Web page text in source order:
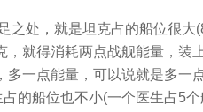
之处，就是坦克占的船位很
，就得消耗两点战舰能量，装
一点能量，可以说就是多一
的船位也不小(一个医生占5